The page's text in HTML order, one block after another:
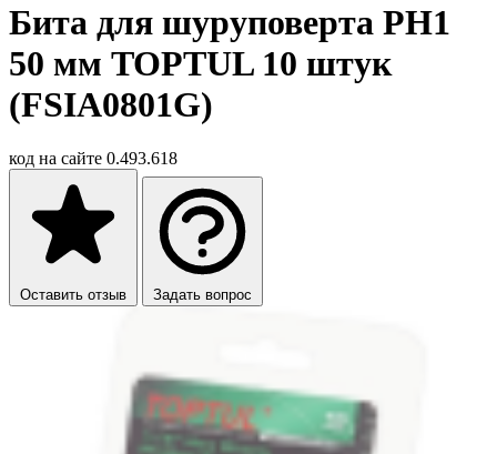
Бита для шуруповерта PH1
50 мм TOPTUL 10 штук
(FSIA0801G)
код на сайте 0.493.618
Оставить отзыв Задать вопрос